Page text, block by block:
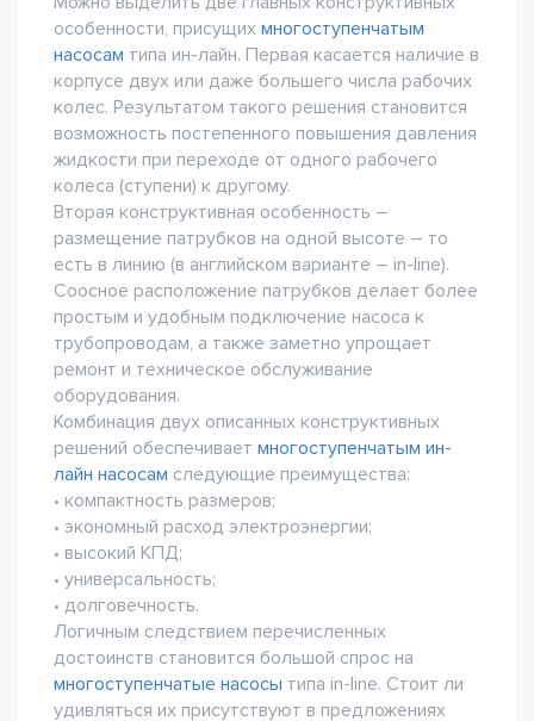
особенности, присущих многоступенчатым
насосам типа ин-лайн. Первая касается наличие в
корпусе двух или даже большего числа рабочих
колес. Результатом такого решения становится
возможность постепенного повышения давления
жидкости при переходе от одного рабочего
колеса (ступени) к другому.
Вторая конструктивная особенность –
размещение патрубков на одной высоте – то
есть в линию (в английском варианте – in-line).
Соосное расположение патрубков делает более
простым и удобным подключение насоса к
трубопроводам, а также заметно упрощает
ремонт и техническое обслуживание
оборудования.
Комбинация двух описанных конструктивных
решений обеспечивает многоступенчатым ин-
лайн насосам следующие преимущества:
• компактность размеров;
• экономный расход электроэнергии;
• высокий КПД;
• универсальность;
• долговечность.
Логичным следствием перечисленных
достоинств становится большой спрос на
многоступенчатые насосы типа in-line. Стоит ли
удивляться их присутствуют в предложениях